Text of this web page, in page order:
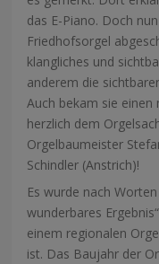
das E-Piano. Doch
Friedhofsorgel
klangliches und
anderem die
Auch bekam sie einen
herzlich dem
Orgelbaumeister
Schindler (Anstrich)!
Es wurde nach
wunderbares
einem regionalen
ist. Das Baujahr der